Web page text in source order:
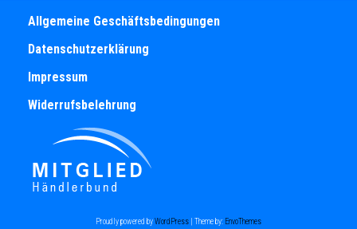
Allgemeine Geschäftsbedingungen
Datenschutzerklärung
Impressum
Widerrufsbelehrung
Proudly powered byWordPress Theme by: EnvoThemes